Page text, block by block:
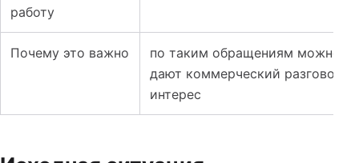
работу
Почему это важно
по таким обращениям можно
дают коммерческий разговор,
интерес